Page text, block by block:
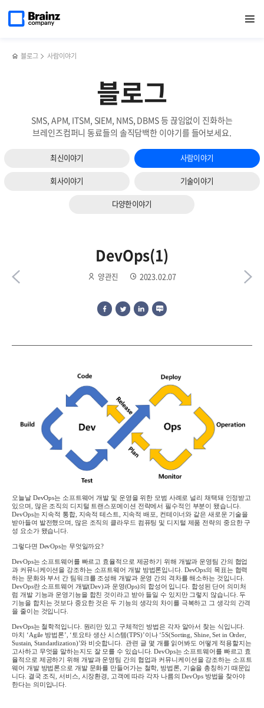
열기
페이지로
블로그 사람이야기
블로그
SMS, APM, ITSM, SIEM, NMS, DBMS 등 끊임없이 진화하는
브레인즈컴퍼니 동료들의 솔직담백한 이야기를 들어보세요.
최신이야기 사람이야기
회사이야기 기술이야기
다양한이야기
개발자의
DevOps(1)
양관진 2023.02.07
오늘날DevOps는 소프트웨어 개발 및 운영을 위한 모범 사례로 널리 채택돼 인정받고
있으며
많은 조직의 디지털 트랜스포메이션 전략에서 필수적인 부분이 됐습니다.
DevOps는 지속적 통합, 지속적 테스트 지속적 배포
컨테이너와 같은 새로운 기술을
받아들여 발전했으며
많은 조직의 클라우드 컴퓨팅 및 디지털 제품 전략의 중요한 구
성 요소가 됐습니다
그렇다면 DevOps는 무엇일까요?
DevOps는 소프트웨어를 빠르고 효율적으로 제공하기 위해 개발과 운영팀 간의 협업
과 커뮤니케이션을 강조하는 소프트웨어 개발 방법론입니다 . DevOps의 목표는 협력
하는 문화와 부서 간 팀워크를 조성해 개발과 운영 간의 격차를 해소하는 것입니다.
DevOps란 소프트웨어 개발(Dev)과 운영(Ops)의 합성어 입니다 합성된 단어 의미처
럼 개발 기능과 운영기능을 합친 것이라고 받아 들일 수 있지만 그렇지 않습니다.두
기능을 합치는 것보다 중요한 것은 두 기능의 생각의 차이를 극복하고 그 생각의 간격
을 줄이는 것입니다
DevOps는 철학적입니다. 원리만 있고 구체적인 방법은 각자 알아서 찾는 식입니다
마치 ‘Agile 방법론’, ‘ 토요타 생산 시스템(TPS)’이나 ‘5S(Sorting, Shine, Set in Order,
Sustain, Standardization)’와 비슷합니다.
관련 글 몇 개를 읽어봐도 어떻게 적용할지는
고사하고 무엇을 말하는지도 잘 모를 수 있습니다. DevOps는 소프트웨어를 빠르고 효
율적으로 제공하기 위해 개발과 운영팀 간의 협업과 커뮤니케이션을 강조하는 소프트
웨어 개발 방법론으로 개발 문화를 만들어가는 철학 방법론, 기술을 총칭하기 때문입
니다. 결국 조직 서비스 시장환경 고객에 따라 각자 나름의DevOps 방법을 찾아야
한다는 의미입니다
다음
슬라이드